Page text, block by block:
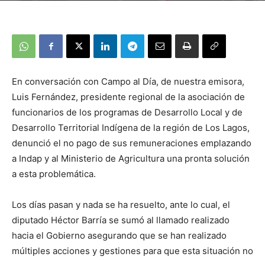
En conversación con Campo al Día, de nuestra emisora,
Luis Fernández, presidente regional de la asociación de
funcionarios de los programas de Desarrollo Local y de
Desarrollo Territorial Indígena de la región de Los Lagos,
denunció el no pago de sus remuneraciones emplazando
a Indap y al Ministerio de Agricultura una pronta solución
a esta problemática.
Los días pasan y nada se ha resuelto, ante lo cual, el
diputado Héctor Barría se sumó al llamado realizado
hacia el Gobierno asegurando que se han realizado
múltiples acciones y gestiones para que esta situación no